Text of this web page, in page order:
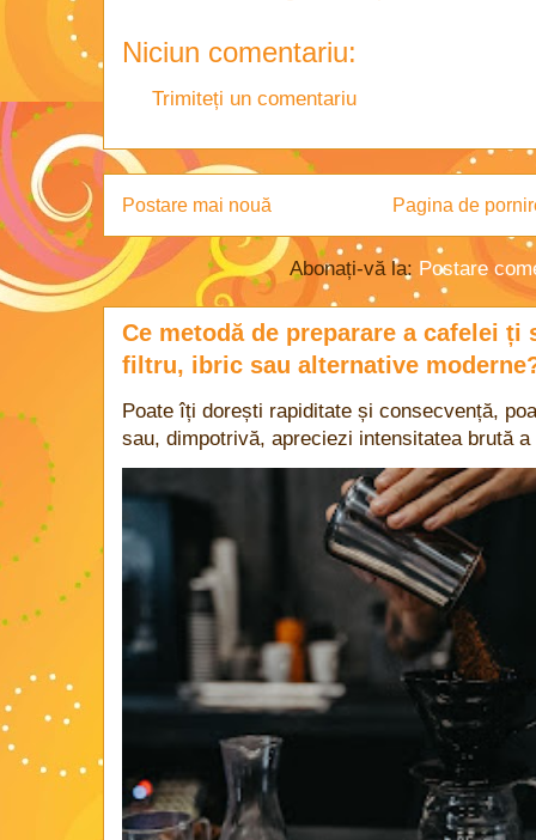
Niciun comentariu:
Trimiteți un comentariu
Postare mai nouă Pagina de
Abonați-vă la: Postare
Ce metodă de preparare a cafelei
filtru, ibric sau alternative
Poate îți dorești rapiditate și consecvență,
sau, dimpotrivă, apreciezi intensitatea brută